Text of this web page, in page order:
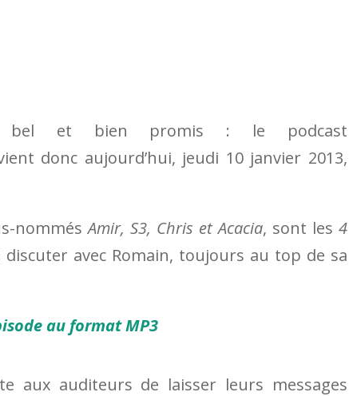
bel et bien promis : le podcast
donc aujourd’hui, jeudi 10 janvier 2013,
nommésAmir, S3, Chris et Acacia, sont les 4
avec Romain, toujours au top de sa
au format MP3
aux auditeurs de laisser leurs messages